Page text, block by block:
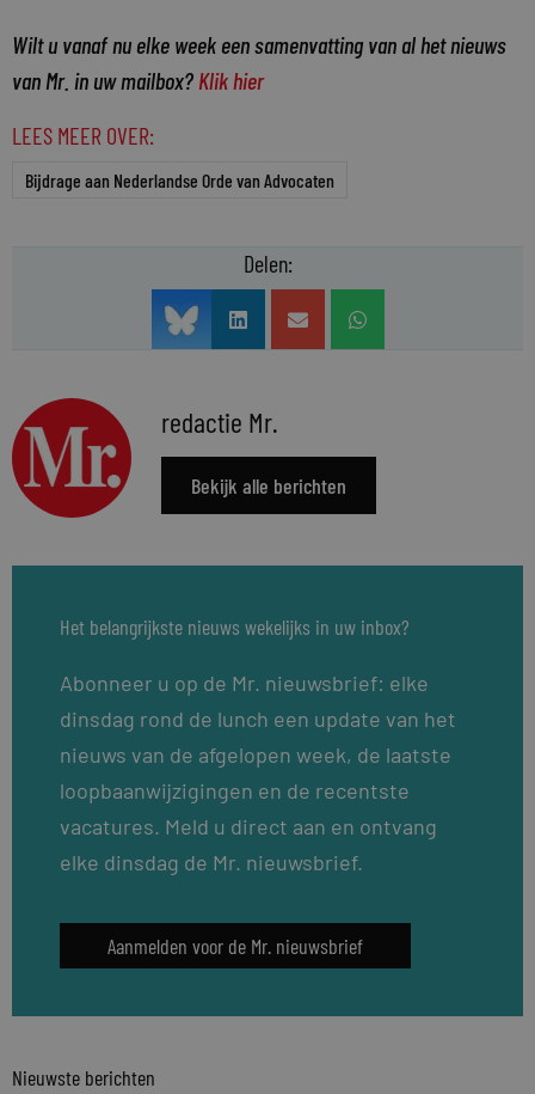
Wilt u vanaf nu elke week een samenvatting van al het nieuws
van Mr. in uw mailbox? Klik hier
LEES MEER OVER:
Bijdrage aan Nederlandse Orde van Advocaten
Delen:
redactie Mr.
Bekijk alle berichten
Het belangrijkste nieuws wekelijks in uw inbox?
Abonneer u op de Mr. nieuwsbrief: elke
dinsdag rond de lunch een update van het
nieuws van de afgelopen week, de laatste
loopbaanwijzigingen en de recentste
vacatures. Meld u direct aan en ontvang
elke dinsdag de Mr. nieuwsbrief.
Aanmelden voor de Mr. nieuwsbrief
Nieuwste berichten